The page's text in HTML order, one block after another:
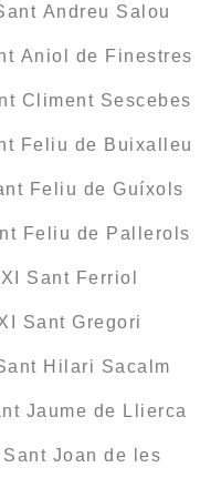
Andreu Salou
Aniol de Finestres
Climent Sescebes
Feliu de Buixalleu
Feliu de Guíxols
Feliu de Pallerols
Sant Ferriol
Sant Gregori
Hilari Sacalm
Jaume de Llierca
Joan de les